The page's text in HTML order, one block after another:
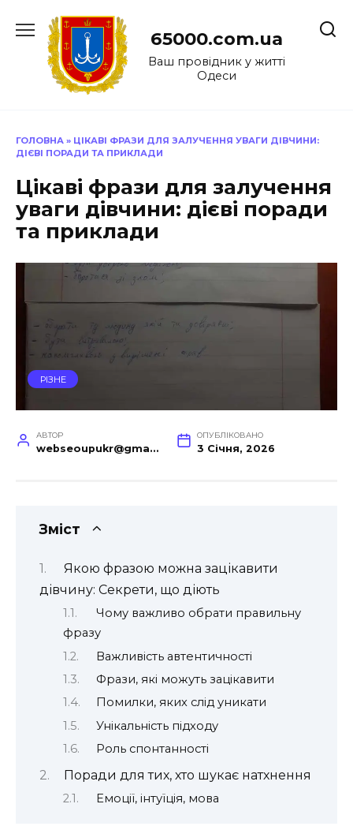
до
65000.com.ua
Ваш провідник у житті
Одеси
ГОЛОВНА » ЦІКАВІ ФРАЗИ ДЛЯ ЗАЛУЧЕННЯ УВАГИ ДІВЧИНИ:
ДІЄВІ ПОРАДИ ТА ПРИКЛАДИ
Цікаві фрази для залучення
уваги дівчини: дієві поради
та приклади
РІЗНЕ
АВТОР
webseoupukr@gmail.com
ОПУБЛІКОВАНО
3 Січня, 2026
Зміст
Якою фразою можна зацікавити
дівчину: Секрети, що діють
Чому важливо обрати правильну
фразу
Важливість автентичності
Фрази, які можуть зацікавити
Помилки, яких слід уникати
Унікальність підходу
Роль спонтанності
Поради для тих, хто шукає натхнення
Емоції, інтуїція, мова